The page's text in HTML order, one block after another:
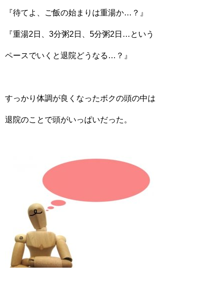
『待てよ、ご飯の始まりは重湯か…？』
『重湯2日、3分粥2日、5分粥2日…という
ペースでいくと退院どうなる…？』
すっかり体調が良くなったボクの頭の中は
退院のことで頭がいっぱいだった。